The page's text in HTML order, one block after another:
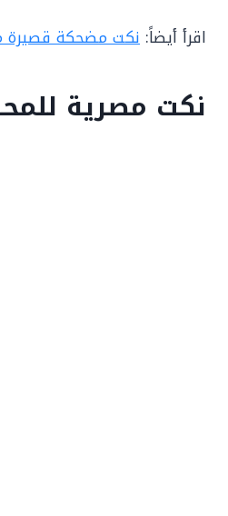
اقرأ أيضاً: نكت مضحكة قصيرة
نكت مصرية